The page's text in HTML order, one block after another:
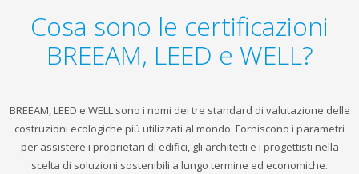
Cosa sono le certificazioni
BREEAM, LEED e WELL?
BREEAM, LEED e WELL sono i nomi dei tre standard di valutazione delle
costruzioni ecologiche più utilizzati al mondo. Forniscono i parametri
per assistere i proprietari di edifici, gli architetti e i progettisti nella
scelta di soluzioni sostenibili a lungo termine ed economiche.